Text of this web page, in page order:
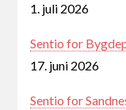
1. juli 2026
Sentio for
17. juni 2026
Sentio for